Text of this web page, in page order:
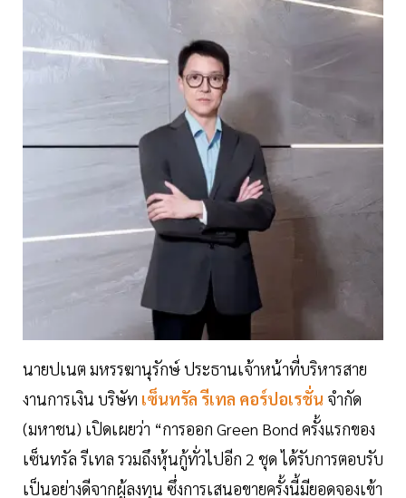
นายปเนต มหรรฆานุรักษ์ ประธานเจ้าหน้าที่บริหารสาย
งานการเงิน บริษัท เซ็นทรัล รีเทล คอร์ปอเรชั่น จำกัด
(มหาชน) เปิดเผยว่า “การออก Green Bond ครั้งแรกของ
เซ็นทรัล รีเทล รวมถึงหุ้นกู้ทั่วไปอีก 2 ชุด ได้รับการตอบรับ
เป็นอย่างดีจากผู้ลงทุน ซึ่งการเสนอขายครั้งนี้มียอดจองเข้า